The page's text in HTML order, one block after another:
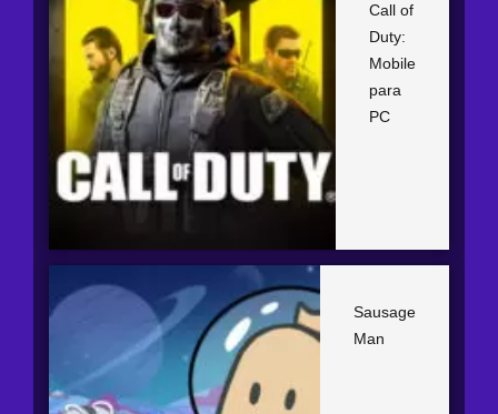
Call of
Duty:
Mobile
para
PC
Sausage
Man